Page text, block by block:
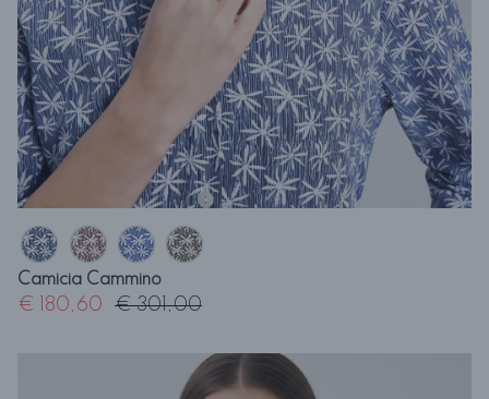
Camicia Cammino
€ 180,60 € 301,00